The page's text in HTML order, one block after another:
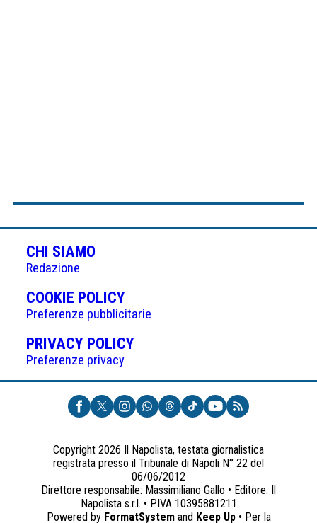
CHI SIAMO
Redazione
COOKIE POLICY(APRE
IN
UNA
NUOVA
Preferenze pubblicitarie
PRIVACY POLICY(APRE
UNA
NUOVA
SCHEDA)
Preferenze privacy
Copyright 2026 Il Napolista, testata giornalistica
registrata presso il Tribunale di Napoli N° 22 del
06/06/2012
Direttore responsabile: Massimiliano Gallo • Editore: Il
Napolista s.r.l. • P.IVA 10395881211
Powered by FormatSystemand Keep Up• Per la